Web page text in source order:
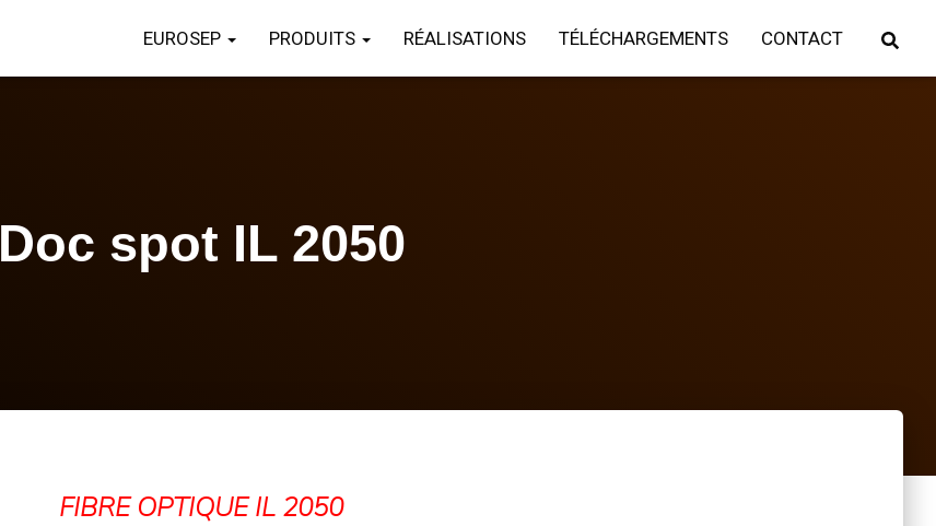
EUROSEP PRODUITS RÉALISATIONS TÉLÉCHARGEMENTS CONTACT
Doc spot IL 2050
FIBRE OPTIQUE IL 2050